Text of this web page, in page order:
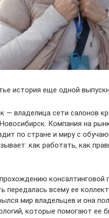
история еще одной
— владелица сети салонов
Компания на
по стране и миру с
как работать, как
консалтинговой
передалась всему ее
мир владельцев и она
которые помогают ее